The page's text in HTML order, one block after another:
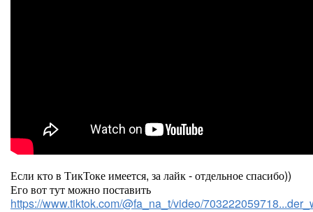
Если кто в ТикТоке имеется, за лайк - отдельное спасибо))
Его вот тут можно поставить
https://www.tiktok.com/@fa_na_t/video/